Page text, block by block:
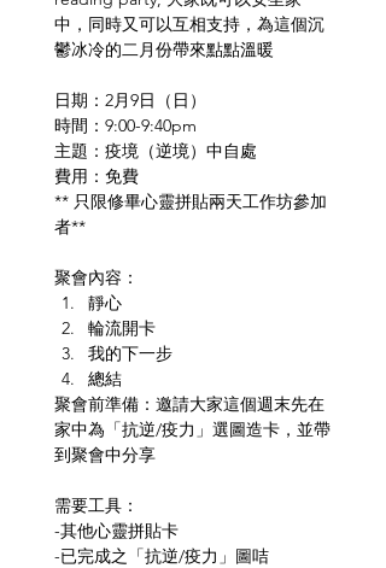
中，同時又可以互相支持，為這個沉
鬱冰冷的二月份帶來點點溫暖
日期：2月9日（日）
時間：9:00-9:40pm
主題：疫境（逆境）中自處
費用：免費
** 只限修畢心靈拼貼兩天工作坊參加
聚會內容：
靜心
輪流開卡
我的下一步
總結
聚會前準備：邀請大家這個週末先在
家中為「抗逆/疫力」選圖造卡，並帶
需要工具：
-其他心靈拼貼卡
-已完成之「抗逆/疫力」圖咭